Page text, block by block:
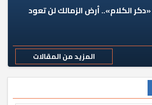
«دكر الكلام».. أرض الزمالك لن تعود
المزيد من المقالات